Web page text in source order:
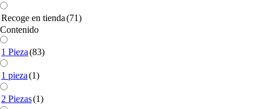
Recoge en tienda(71)
Contenido
1 Pieza(83)
1 pieza(1)
2 Piezas(1)